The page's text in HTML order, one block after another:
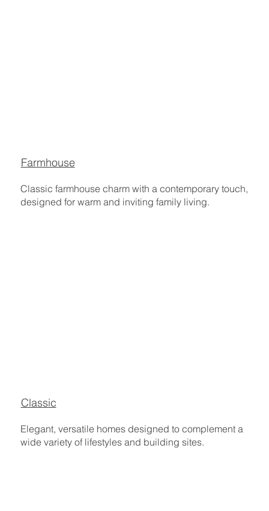
Classic farmhouse charm with a contemporary touch,
designed for warm and inviting family living.
Farmhouse
Elegant, versatile homes designed to complement a
wide variety of lifestyles and building sites.
Classic